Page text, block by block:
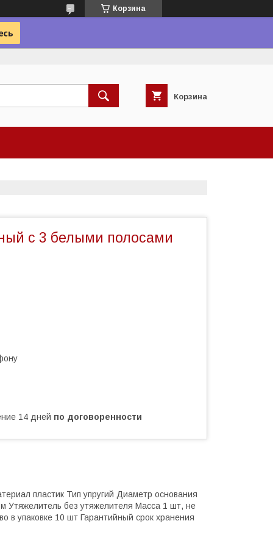
Корзина
Корзина
с 3 белыми полосами
14 дней по договоренности
пластик Тип упругий Диаметр основания
Утяжелитель без утяжелителя Масса 1 шт, не
в упаковке 10 шт Гарантийный срок хранения